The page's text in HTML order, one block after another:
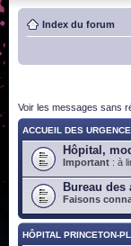
Index du forum
Voir les messages sans
ACCUEIL DES
Hôpital,
Important : à
Bureau
Faisons
HÔPITAL PRINCETON-